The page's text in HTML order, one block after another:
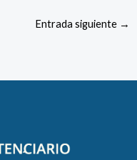
Entrada siguiente →